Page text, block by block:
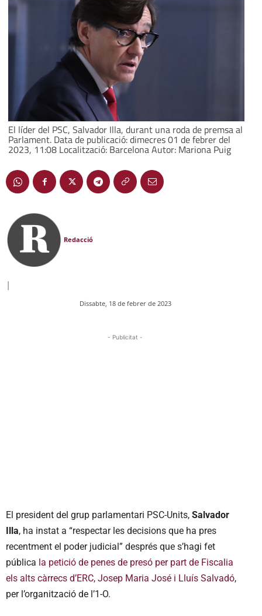
El líder del PSC, Salvador Illa, durant una roda de premsa al
Parlament. Data de publicació: dimecres 01 de febrer del
2023, 11:08 Localització: Barcelona Autor: Mariona Puig
Redacció
|
Dissabte, 18 de febrer de 2023
- Publicitat -
El president del grup parlamentari PSC-Units, Salvador
Illa, ha instat a “respectar les decisions que ha pres
recentment el poder judicial” després que s’hagi fet
pública la petició de penes de presó per part de Fiscalia
els alts càrrecs d’ERC, Josep Maria José i Lluís Salvadó,
per l’organització de l’1-O.